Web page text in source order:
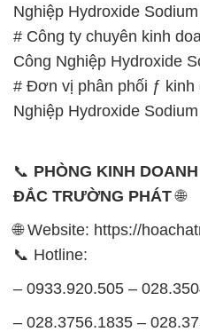
Nghiệp Hydroxide
# Công ty chuyên kinh
Công Nghiệp Hydroxide
# Đơn vị phân phối ƒ kinh
Nghiệp Hydroxide
📞 PHÒNG KINH
ĐẮC TRƯỜNG PHÁT🌐
🌐 Website: https://
📞 Hotline:
– 0933.920.505 –
– 028.3756.1835 –